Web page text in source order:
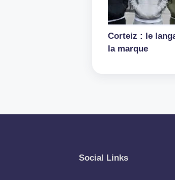
Corteiz : le
la marque
Social Links